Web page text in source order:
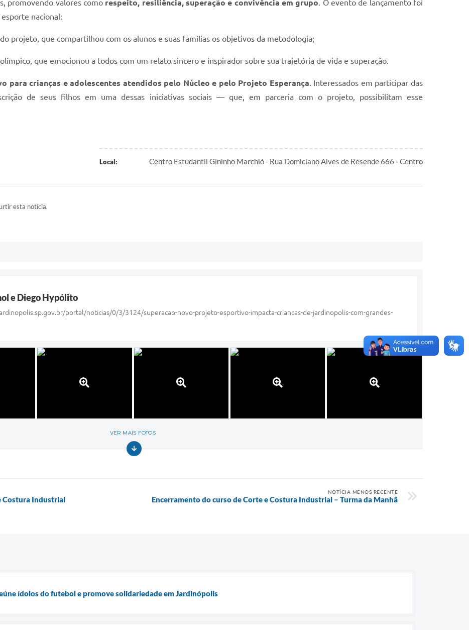
promovendo valores como respeito, resiliência, superação e convivência em grupo . O evento de lançamento foi
nacional:
projeto, que compartilhou com os alunos e suas famílias os objetivos da metodologia;
que emocionou a todos com um relato sincero e inspirador sobre sua trajetória de vida e superação.
para crianças e adolescentes atendidos pelo Núcleo e pelo Projeto Esperança . Interessados em participar das
de seus filhos em uma dessas iniciativas sociais — que, em parceria com o projeto, possibilitam esse
Local: Centro Estudantil Gininho Marchió - Rua Domiciano Alves de Resende 666 - Centro
esta notícia.
e Diego Hypólito
portal/noticias/0/3/3124/superacao-novo-projeto-esportivo-impacta-criancas-de-jardinopolis-com-grandes-
VER MAIS FOTOS
Costura Industrial
NOTÍCIA MENOS RECENTE
Encerramento do curso de Corte e Costura Industrial – Turma da Manhã
ídolos do futebol e promove solidariedade em Jardinópolis